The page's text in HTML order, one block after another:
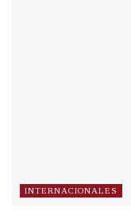
INTERNACIONALES